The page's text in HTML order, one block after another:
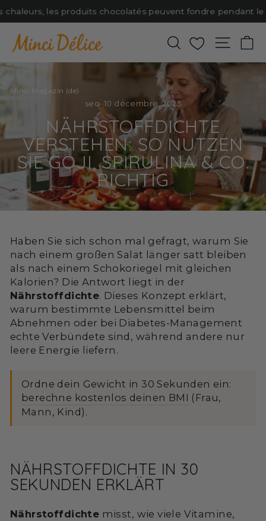
Passer
au
contenu
les produits chocolatés peuvent fondre pendant le
Rechercher
Favoris
Minci Magazin (de)
seo ·10 décembre, 2025
NÄHRSTOFFDICHTE
VERSTEHEN: SO NUTZEN
SIE GOJI, SPIRULINA & CO.
RICHTIG
Haben Sie sich schon mal gefragt, warum Sie
nach einem großen Salat länger satt bleiben
als nach einem Schokoriegel mit gleichen
Kalorien? Die Antwort liegt in der
Nährstoffdichte. Dieses Konzept erklärt,
warum bestimmte Lebensmittel beim
Abnehmen oder bei Diabetes-Management
echte Verbündete sind, während andere nur
leere Energie liefern.
Ordne dein Gewicht in 30 Sekunden ein:
berechne kostenlos deinen BMI (Frau,
Mann, Kind).
NÄHRSTOFFDICHTE IN 30
SEKUNDEN ERKLÄRT
Nährstoffdichte misst, wie viele Vitamine,